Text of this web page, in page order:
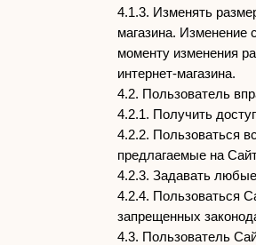
4.1.3. Изменять
магазина. Изменение
моменту изменения
интернет-магазина.
4.2. Пользователь
4.2.1. Получить
4.2.2. Пользоваться
предлагаемые на
4.2.3. Задавать
4.2.4. Пользоваться
запрещенных
4.3. Пользователь